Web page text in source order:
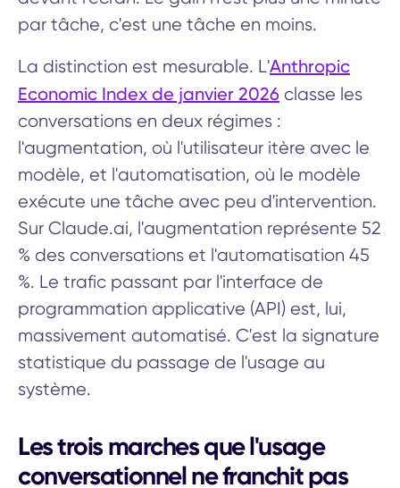
par tâche, c'est une tâche en moins.
La distinction est mesurable. L'Anthropic
Economic Index de janvier 2026 classe les
conversations en deux régimes :
l'augmentation, où l'utilisateur itère avec le
modèle, et l'automatisation, où le modèle
exécute une tâche avec peu d'intervention.
Sur Claude.ai, l'augmentation représente 52
% des conversations et l'automatisation 45
%. Le trafic passant par l'interface de
programmation applicative (API) est, lui,
massivement automatisé. C'est la signature
statistique du passage de l'usage au
système.
Les trois marches que l'usage
conversationnel ne franchit pas